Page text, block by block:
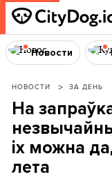
Новости
НОВОСТИ ЗА ДЕНЬ
На
іх можна
лета